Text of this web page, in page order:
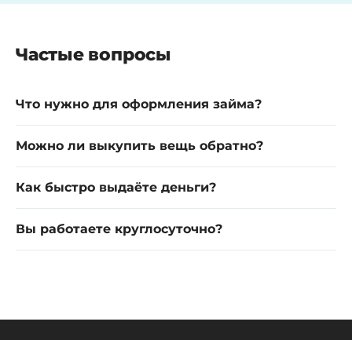
Частые вопросы
Что нужно для оформления займа?
Можно ли выкупить вещь обратно?
Как быстро выдаёте деньги?
Вы работаете круглосуточно?